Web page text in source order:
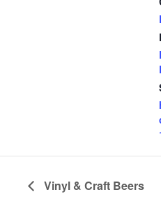
Vinyl & Craft Beers